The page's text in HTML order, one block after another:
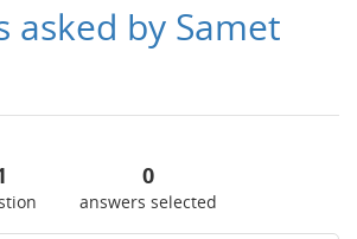
asked by Samet
0
answers selected